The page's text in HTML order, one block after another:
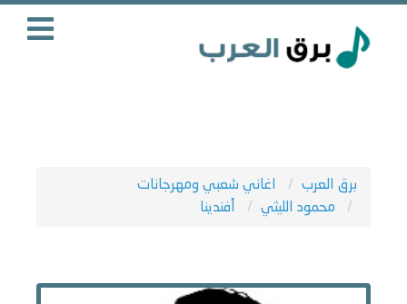
برق العرب
اغاني شعبي ومهرجانات
محمود الليثي
أفندينا